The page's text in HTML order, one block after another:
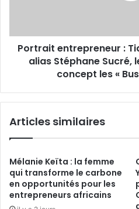
Stéphane
Sucré,
du
les
Portrait entrepreneur :
alias Stéphane Sucré,
concept les «
Articles similaires
Mélanie Keïta : la femme
qui transforme le carbone
en opportunités pour les
entrepreneurs africains